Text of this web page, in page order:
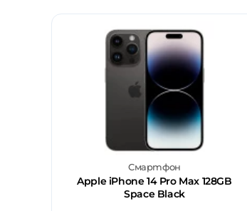
Смартфон
Apple iPhone 14 Pro Max 128GB
Space Black